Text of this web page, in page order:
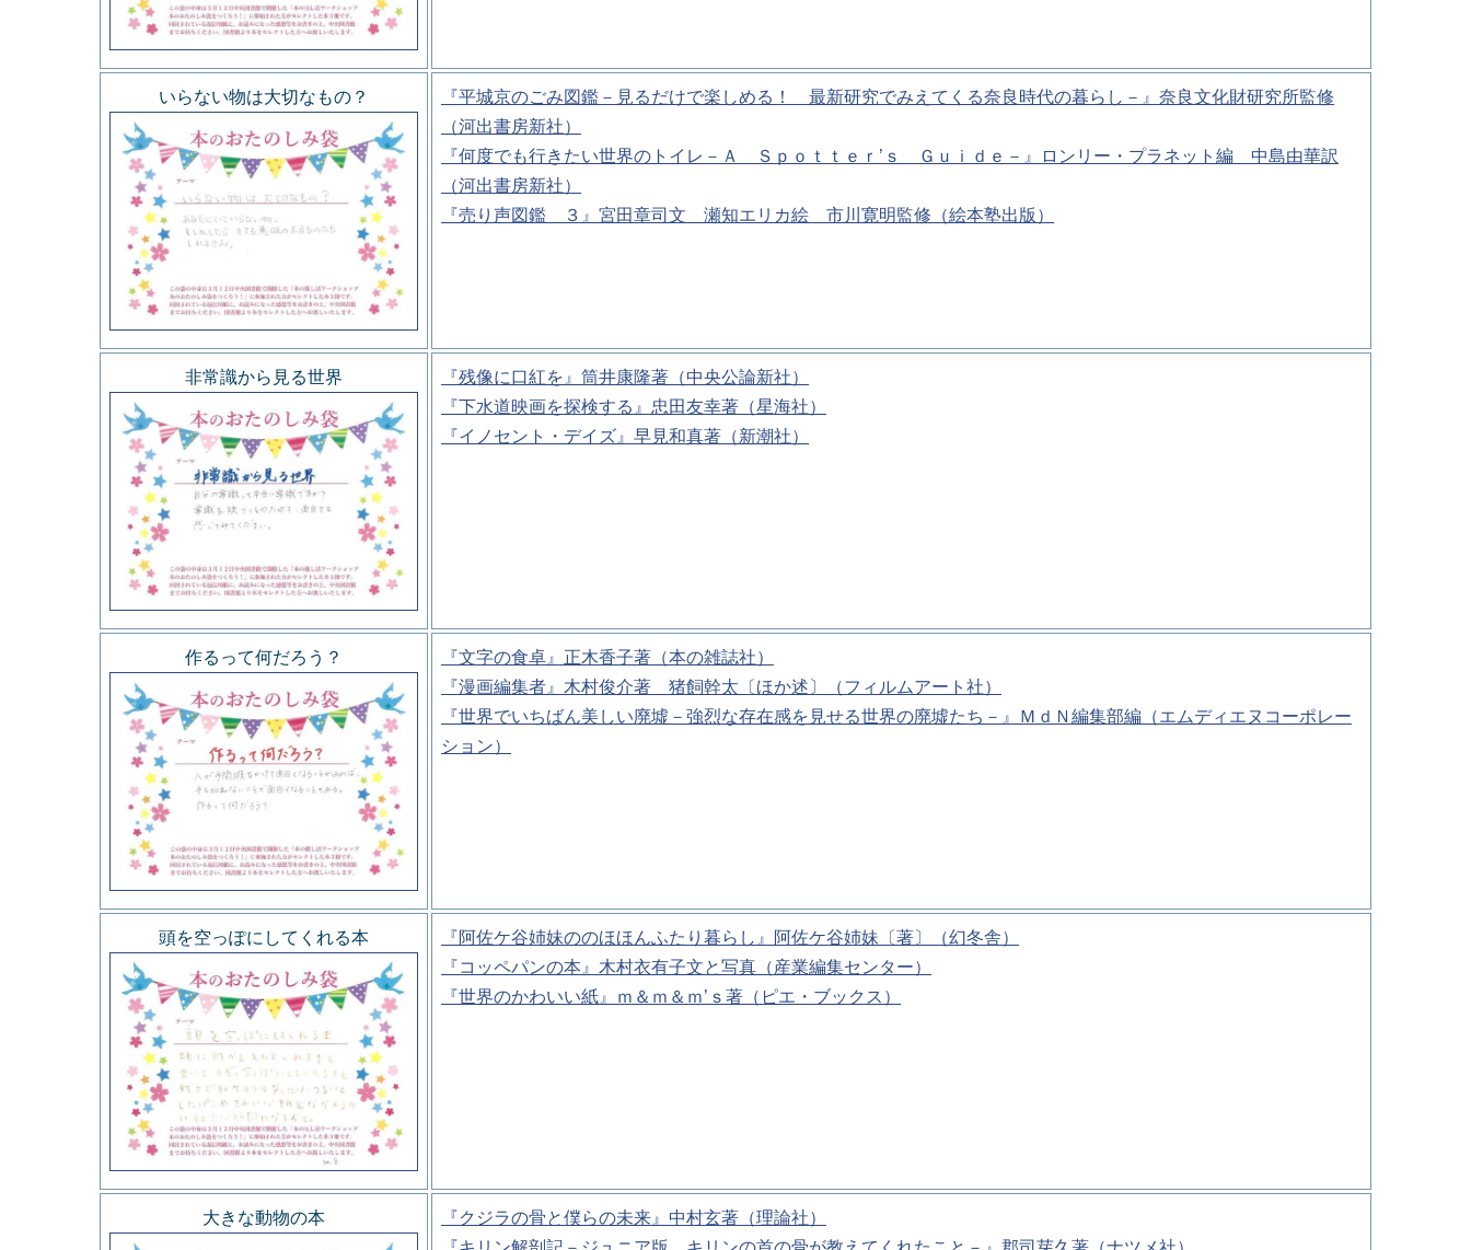
いらない物は大切なもの？
『平城京のごみ図鑑－見るだけで楽しめる！ 最新研究でみえてくる奈良時代の暮らし－』奈良文化財研究所監修
（河出書房新社）
『何度でも行きたい世界のトイレ－Ａ Ｓｐｏｔｔｅｒ’ｓ Ｇｕｉｄｅ－』ロンリー・プラネット編 中島由華訳
（河出書房新社）
『売り声図鑑 ３』宮田章司文 瀬知エリカ絵 市川寛明監修（絵本塾出版）
非常識から見る世界
『残像に口紅を』筒井康隆著（中央公論新社）
『下水道映画を探検する』忠田友幸著（星海社）
『イノセント・デイズ』早見和真著（新潮社）
作るって何だろう？
『文字の食卓』正木香子著（本の雑誌社）
『漫画編集者』木村俊介著 猪飼幹太〔ほか述〕（フィルムアート社）
『世界でいちばん美しい廃墟－強烈な存在感を見せる世界の廃墟たち－』ＭｄＮ編集部編（エムディエヌコーポレー
ション）
頭を空っぽにしてくれる本
『阿佐ケ谷姉妹ののほほんふたり暮らし』阿佐ケ谷姉妹〔著〕（幻冬舎）
『コッペパンの本』木村衣有子文と写真（産業編集センター）
『世界のかわいい紙』ｍ＆ｍ＆ｍ’ｓ著（ピエ・ブックス）
大きな動物の本
『クジラの骨と僕らの未来』中村玄著（理論社）